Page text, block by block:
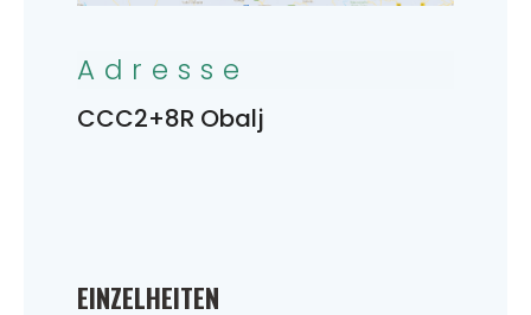
EINZELHEITEN
Adresse
CCC2+8R Obalj